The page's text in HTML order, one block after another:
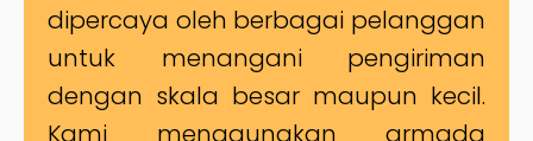
dipercaya oleh berbagai pelanggan
untuk menangani pengiriman
dengan skala besar maupun kecil.
Kami menggunakan armada